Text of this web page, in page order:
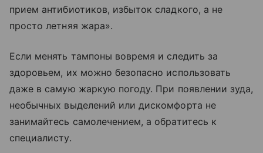
прием антибиотиков, избыток сладкого, а не
просто летняя жара».
Если менять тампоны вовремя и следить за
здоровьем, их можно безопасно использовать
даже в самую жаркую погоду. При появлении зуда,
необычных выделений или дискомфорта не
занимайтесь самолечением, а обратитесь к
специалисту.